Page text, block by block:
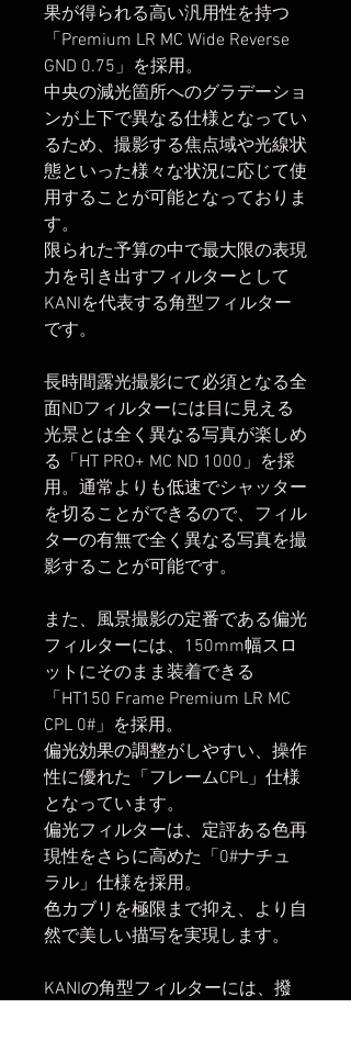
果が得られる高い汎用性を持つ
「Premium LR MC Wide Reverse
GND 0.75」を採用。
中央の減光箇所へのグラデーショ
ンが上下で異なる仕様となってい
るため、撮影する焦点域や光線状
態といった様々な状況に応じて使
用することが可能となっておりま
す。
限られた予算の中で最大限の表現
力を引き出すフィルターとして
KANIを代表する角型フィルター
です。
長時間露光撮影にて必須となる全
面NDフィルターには目に見える
光景とは全く異なる写真が楽しめ
る「HT PRO+ MC ND 1000」を採
用。通常よりも低速でシャッター
を切ることができるので、フィル
ターの有無で全く異なる写真を撮
影することが可能です。
また、風景撮影の定番である偏光
フィルターには、150mm幅スロ
ットにそのまま装着できる
「HT150 Frame Premium LR MC
CPL 0#」を採用。
偏光効果の調整がしやすい、操作
性に優れた「フレームCPL」仕様
となっています。
偏光フィルターは、定評ある色再
現性をさらに高めた「0#ナチュ
ラル」仕様を採用。
色カブリを極限まで抑え、より自
然で美しい描写を実現します。
KANIの角型フィルターには、撥